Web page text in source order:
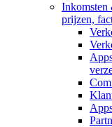
Inkomsten
prijzen,